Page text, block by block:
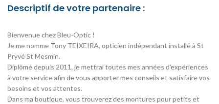
Descriptif de votre partenaire :
Bienvenue chez Bleu-Optic !
Je me nomme Tony TEIXEIRA, opticien indépendant installé à St
Pryvé St Mesmin.
Diplômé depuis 2011, je mettrai toutes mes années d’expériences
à votre service afin de vous apporter mes conseils et satisfaire vos
besoins et vos attentes.
Dans ma boutique, vous trouverez des montures pour petits et